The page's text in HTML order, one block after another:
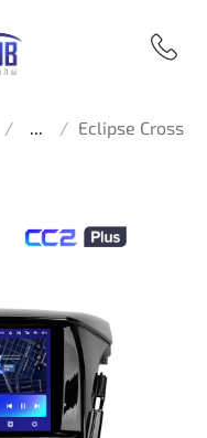
... Eclipse Cross